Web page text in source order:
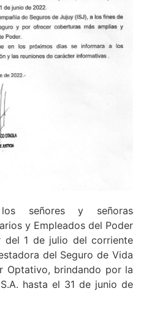
señores y señoras
y Empleados del Poder
del 1 de julio del corriente
del Seguro de Vida
Optativo, brindando por la
hasta el 31 de junio de